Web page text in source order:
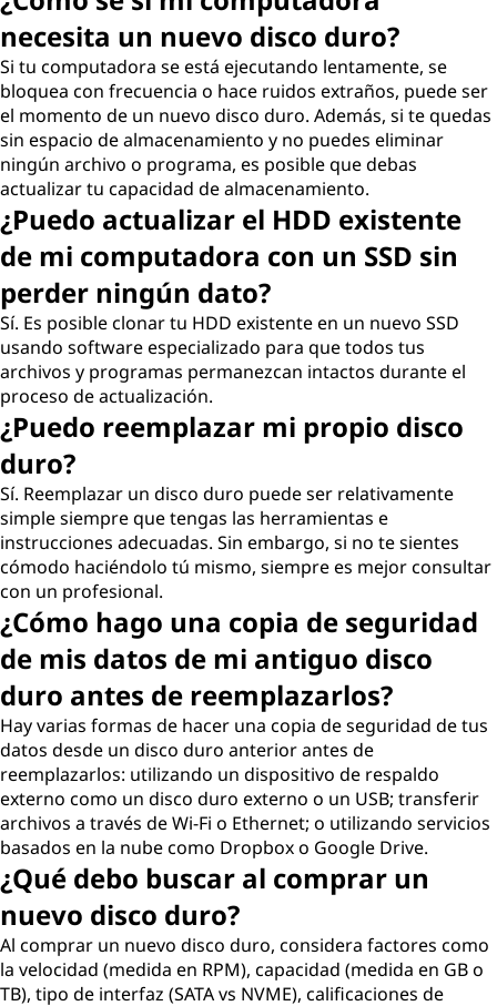
necesita un nuevo disco duro?
Si tu computadora se está ejecutando lentamente, se
bloquea con frecuencia o hace ruidos extraños, puede ser
el momento de un nuevo disco duro. Además, si te quedas
sin espacio de almacenamiento y no puedes eliminar
ningún archivo o programa, es posible que debas
actualizar tu capacidad de almacenamiento.
¿Puedo actualizar el HDD existente
de mi computadora con un SSD sin
perder ningún dato?
Sí. Es posible clonar tu HDD existente en un nuevo SSD
usando software especializado para que todos tus
archivos y programas permanezcan intactos durante el
proceso de actualización.
¿Puedo reemplazar mi propio disco
duro?
Sí. Reemplazar un disco duro puede ser relativamente
simple siempre que tengas las herramientas e
instrucciones adecuadas. Sin embargo, si no te sientes
cómodo haciéndolo tú mismo, siempre es mejor consultar
con un profesional.
¿Cómo hago una copia de seguridad
de mis datos de mi antiguo disco
duro antes de reemplazarlos?
Hay varias formas de hacer una copia de seguridad de tus
datos desde un disco duro anterior antes de
reemplazarlos: utilizando un dispositivo de respaldo
externo como un disco duro externo o un USB; transferir
archivos a través de Wi-Fi o Ethernet; o utilizando servicios
basados en la nube como Dropbox o Google Drive.
¿Qué debo buscar al comprar un
nuevo disco duro?
Al comprar un nuevo disco duro, considera factores como
la velocidad (medida en RPM), capacidad (medida en GB o
TB), tipo de interfaz (SATA vs NVME), calificaciones de